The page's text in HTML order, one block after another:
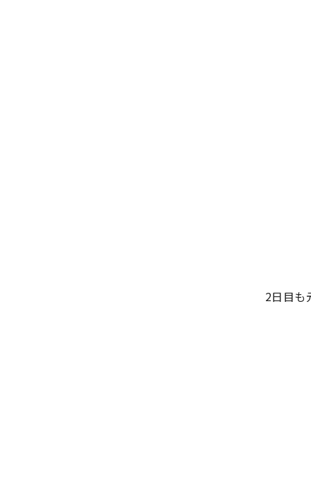
2日目も